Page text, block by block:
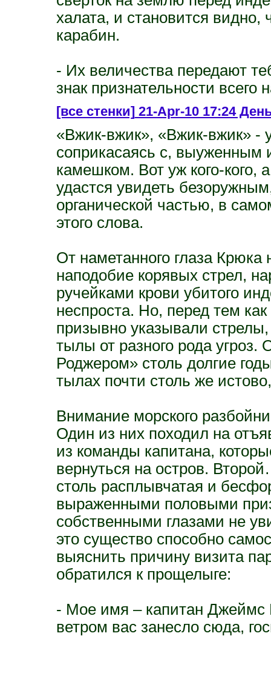
халата, и становится видно,
карабин.
- Их величества передают
знак признательности всего
[все стенки]21-Apr-10 17:24
«Вжик-вжик», «Вжик-вжик» -
соприкасаясь с, выуженным
камешком. Вот уж кого-кого,
удастся увидеть
органической частью, в
этого слова.
От наметанного глаза
наподобие корявых стрел,
ручейками крови убитого
неспроста. Но, перед тем
призывно указывали
тылы от разного рода
Роджером» столь долгие
тылах почти столь же
Внимание морского
Один из них походил на
из команды капитана,
вернуться на остров.
столь расплывчатая и
выраженными половыми
собственными глазами не
это существо способно
выяснить причину визита
обратился к прощелыге:
- Мое имя – капитан Джеймс
ветром вас занесло сюда,